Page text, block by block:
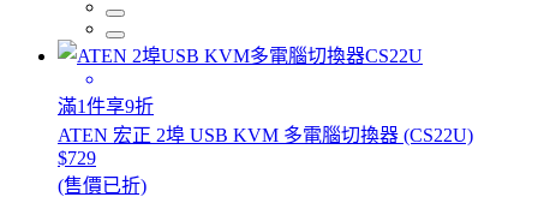
滿1件享9折
ATEN 宏正 2埠 USB KVM 多電腦切換器 (CS22U)
$729
(售價已折)